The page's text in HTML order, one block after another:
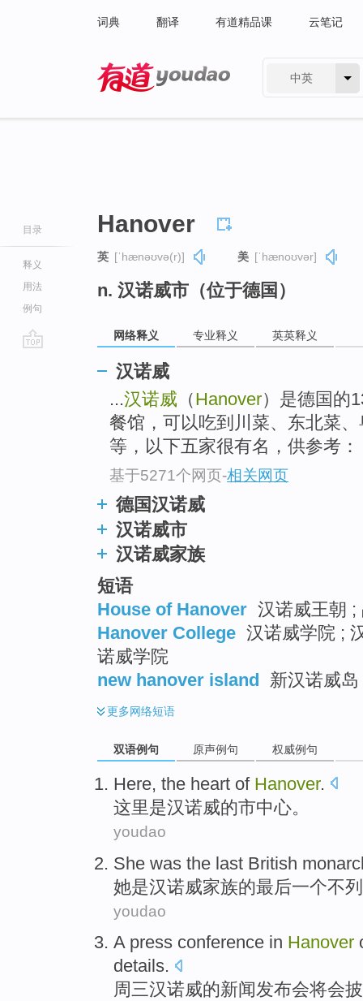
词典 翻译 有道精品课 云笔记
中英
目录
释义
用法
例句
Hanover
英 [ˈhænəʊvə(r)] 美 [ˈhænoʊvər]
n. 汉诺威市（位于德国）
网络释义 专业释义 英英释义
汉诺威
...汉诺威 （Hanover）是德国的
餐馆，可以吃到川菜、东北菜
等，以下五家很有名，供参考
基于5271个网页-相关网页
德国汉诺威
汉诺威市
汉诺威家族
短语
House of Hanover 汉诺威王朝 ;
Hanover College 汉诺威学院 ;
诺威学院
new hanover island 新汉诺威岛
更多网络短语
双语例句 原声例句 权威例句
Here, the heart of Hanover.
这里是汉诺威的市中心。
youdao
She was the last British
她是汉诺威家族的最后一个不
youdao
A press conference in Hanover
details.
周三汉诺威的新闻发布会将会